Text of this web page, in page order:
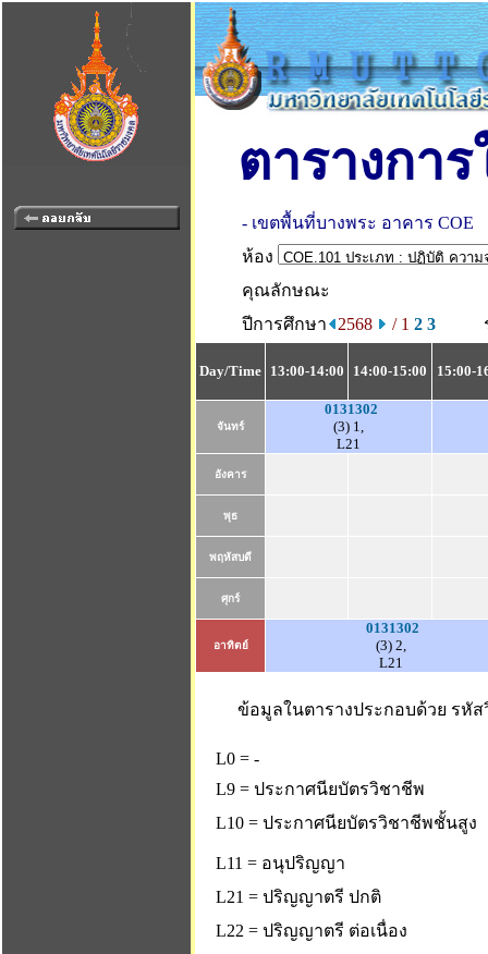
ตารางกา
- เขตพื้นที่บางพระ อาคาร COE
ห้อง
คุณลักษณะ
ปีการศึกษา
2568 / 1 2 3
Day/Time 13:00-14:00 14:00-15:00 15:00-
จันทร์
0131302
(3) 1,
L21
อังคาร
พุธ
พฤหัสบดี
ศุกร์
อาทิตย์
0131302
(3) 2,
L21
ข้อมูลในตารางประกอบด้วย รหั
L0 = -
L9 = ประกาศนียบัตรวิชาชีพ
L10 = ประกาศนียบัตรวิชาชีพชั้นสูง
L11 = อนุปริญญา
L21 = ปริญญาตรี ปกติ
L22 = ปริญญาตรี ต่อเนื่อง